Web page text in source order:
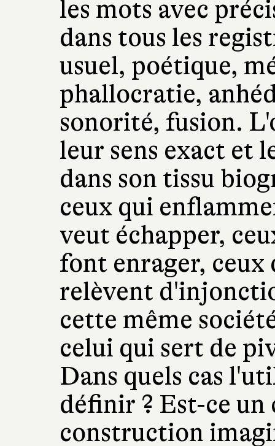
les mots avec
dans tous les
usuel, poétique,
phallocratie,
sonorité, fusion.
leur sens exact et
dans son tissu
ceux qui
veut échapper,
font enrager, ceux
relèvent
cette même
celui qui sert de
Dans quels cas
définir ? Est-ce un
construction